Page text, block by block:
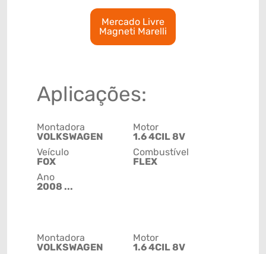
Mercado Livre
Magneti Marelli
Aplicações:
Montadora
VOLKSWAGEN
Veículo
FOX
Ano
2008 ...
Motor
1.6 4CIL 8V
Combustível
FLEX
Montadora
VOLKSWAGEN
Motor
1.6 4CIL 8V